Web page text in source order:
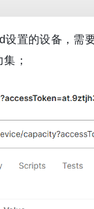
置的设备，需
；